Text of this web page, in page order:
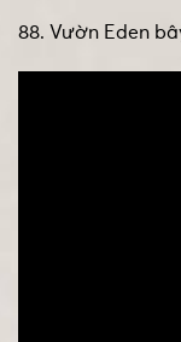
88. Vườn Eden